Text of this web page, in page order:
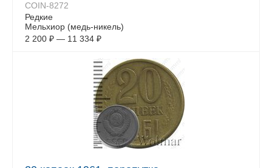
COIN-8272
Редкие
Мельхиор (медь-никель)
2 200 ₽ — 11 334 ₽